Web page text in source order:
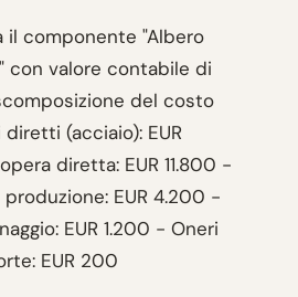
il componente "Albero
con valore contabile di
del costo
(acciaio): EUR
diretta: EUR 11.800 -
EUR 4.200 -
EUR 1.200 - Oneri
EUR 200